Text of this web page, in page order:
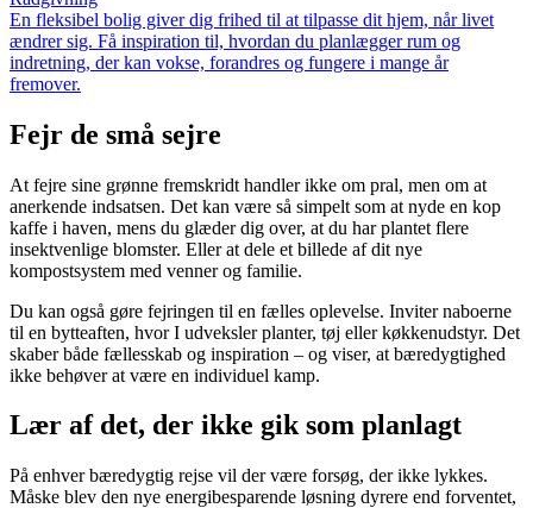
En fleksibel bolig giver dig frihed til at tilpasse dit hjem, når livet
ændrer sig. Få inspiration til, hvordan du planlægger rum og
indretning, der kan vokse, forandres og fungere i mange år
fremover.
Fejr de små sejre
At fejre sine grønne fremskridt handler ikke om pral, men om at
anerkende indsatsen. Det kan være så simpelt som at nyde en kop
kaffe i haven, mens du glæder dig over, at du har plantet flere
insektvenlige blomster. Eller at dele et billede af dit nye
kompostsystem med venner og familie.
Du kan også gøre fejringen til en fælles oplevelse. Inviter naboerne
til en bytteaften, hvor I udveksler planter, tøj eller køkkenudstyr. Det
skaber både fællesskab og inspiration – og viser, at bæredygtighed
ikke behøver at være en individuel kamp.
Lær af det, der ikke gik som planlagt
På enhver bæredygtig rejse vil der være forsøg, der ikke lykkes.
Måske blev den nye energibesparende løsning dyrere end forventet,